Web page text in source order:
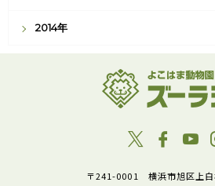
2014年
〒241-0001 横浜市旭区上白